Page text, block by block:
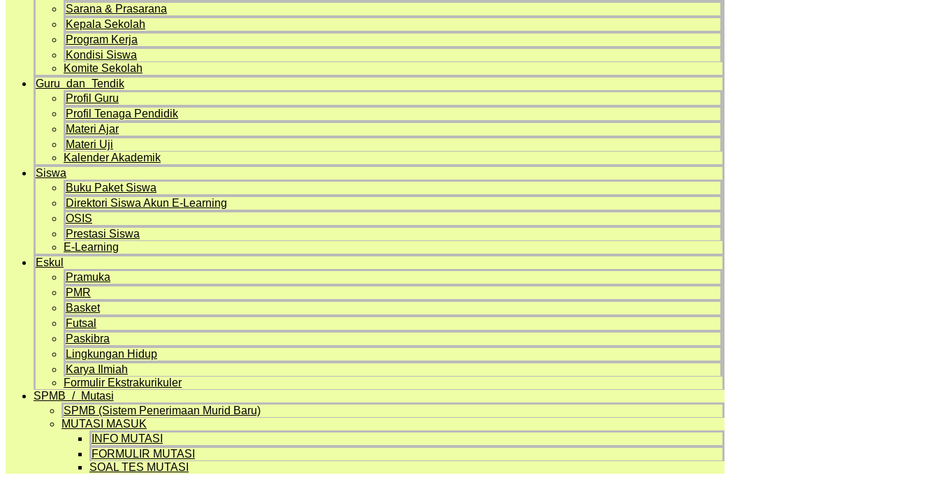
Sarana & Prasarana
Kepala Sekolah
Program Kerja
Kondisi Siswa
Komite Sekolah
Guru dan Tendik
Profil Guru
Profil Tenaga Pendidik
Materi Ajar
Materi Uji
Kalender Akademik
Siswa
Buku Paket Siswa
Direktori Siswa Akun E-Learning
OSIS
Prestasi Siswa
E-Learning
Eskul
Pramuka
PMR
Basket
Futsal
Paskibra
Lingkungan Hidup
Karya Ilmiah
Formulir Ekstrakurikuler
SPMB / Mutasi
SPMB (Sistem Penerimaan Murid Baru)
MUTASI MASUK
INFO MUTASI
FORMULIR MUTASI
SOAL TES MUTASI